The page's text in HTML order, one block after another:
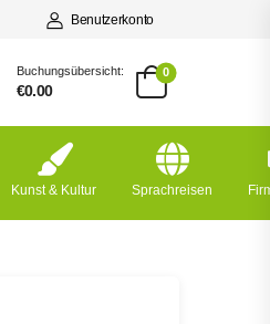
Benutzerkonto
Buchungsübersicht:
€0.00
0
Kunst & Kultur Sprachreisen